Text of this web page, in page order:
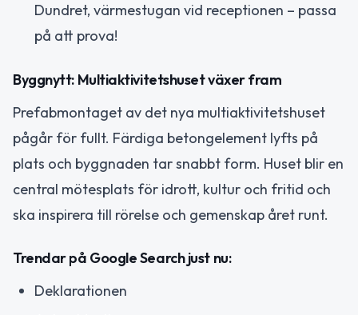
Dundret, värmestugan vid receptionen – passa
på att prova!
Byggnytt: Multiaktivitetshuset växer fram
Prefabmontaget av det nya multiaktivitetshuset
pågår för fullt. Färdiga betongelement lyfts på
plats och byggnaden tar snabbt form. Huset blir en
central mötesplats för idrott, kultur och fritid och
ska inspirera till rörelse och gemenskap året runt.
Trendar på Google Search just nu:
Deklarationen